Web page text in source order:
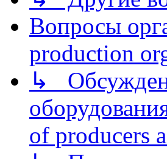
Вопросы
production
↳
of producers